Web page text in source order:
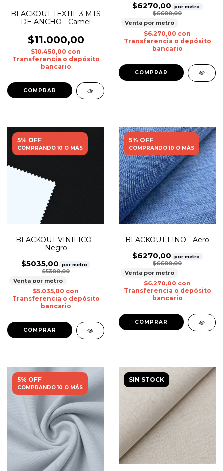
BLACKOUT TEXTIL 3 MTS
DE ANCHO - Camel
$11.000,00
$10.450,00 con
Transferencia o depósito
bancario
$6270,00 por metro
$6600,00
Venta por metro
$6.270,00 con
Transferencia o depósito
bancario
5% OFF
COMPRANDO 10 O MÁS
BLACKOUT VINILICO -
Negro
$5035,00 por metro
$5300,00
Venta por metro
$5.035,00 con
Transferencia o depósito
bancario
5% OFF
COMPRANDO 10 O MÁS
BLACKOUT LINO - Aero
$6270,00 por metro
$6600,00
Venta por metro
$6.270,00 con
Transferencia o depósito
bancario
5% OFF
COMPRANDO 10 O MÁS
SIN STOCK